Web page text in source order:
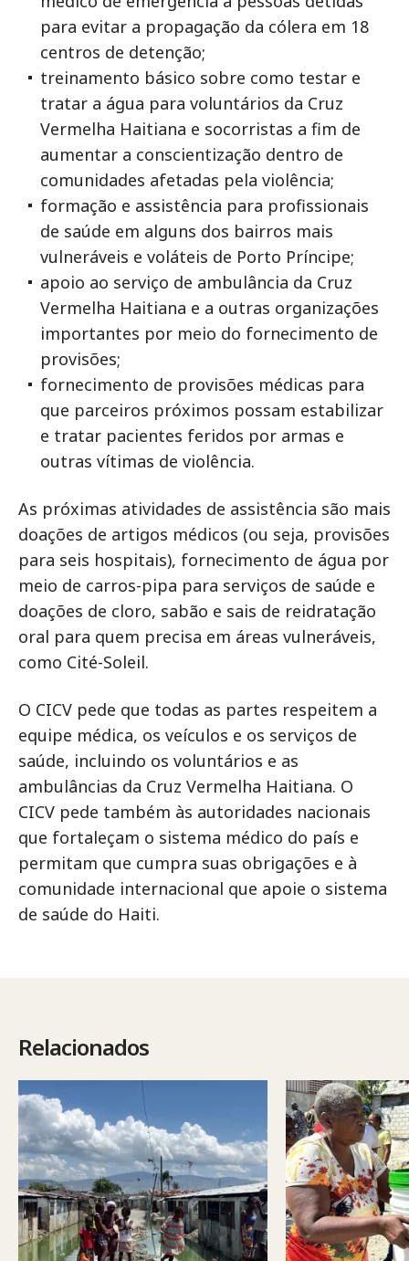
para evitar a propagação da cólera em 18
centros de detenção;
treinamento básico sobre como testar e
tratar a água para voluntários da Cruz
Vermelha Haitiana e socorristas a fim de
aumentar a conscientização dentro de
comunidades afetadas pela violência;
formação e assistência para profissionais
de saúde em alguns dos bairros mais
vulneráveis e voláteis de Porto Príncipe;
apoio ao serviço de ambulância da Cruz
Vermelha Haitiana e a outras organizações
importantes por meio do fornecimento de
provisões;
fornecimento de provisões médicas para
que parceiros próximos possam estabilizar
e tratar pacientes feridos por armas e
outras vítimas de violência.
As próximas atividades de assistência são mais
doações de artigos médicos (ou seja, provisões
para seis hospitais), fornecimento de água por
meio de carros-pipa para serviços de saúde e
doações de cloro, sabão e sais de reidratação
oral para quem precisa em áreas vulneráveis,
como Cité-Soleil.
O CICV pede que todas as partes respeitem a
equipe médica, os veículos e os serviços de
saúde, incluindo os voluntários e as
ambulâncias da Cruz Vermelha Haitiana. O
CICV pede também às autoridades nacionais
que fortaleçam o sistema médico do país e
permitam que cumpra suas obrigações e à
comunidade internacional que apoie o sistema
de saúde do Haiti.
Relacionados